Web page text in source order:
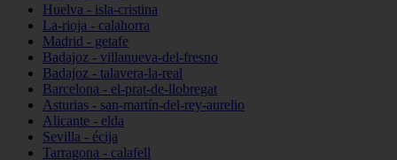
Huelva - isla-cristina
La-rioja - calahorra
Madrid - getafe
Badajoz - villanueva-del-fresno
Badajoz - talavera-la-real
Barcelona - el-prat-de-llobregat
Asturias - san-martín-del-rey-aurelio
Alicante - elda
Sevilla - écija
Tarragona - calafell